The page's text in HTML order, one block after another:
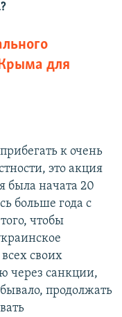
для
к очень
это акция
была начата 20
больше года с
чтобы
своих
через санкции,
продолжать